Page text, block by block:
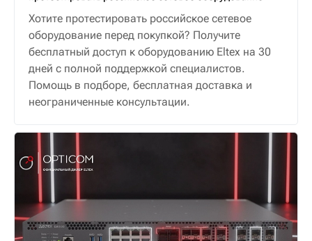
Хотите протестировать российское сетевое
оборудование перед покупкой? Получите
бесплатный доступ к оборудованию Eltex на 30
дней с полной поддержкой специалистов.
Помощь в подборе, бесплатная доставка и
неограниченные консультации.